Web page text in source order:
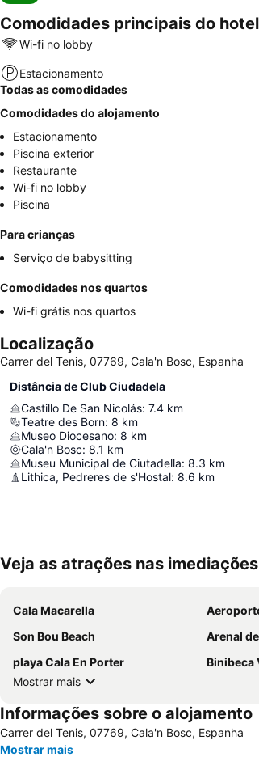
Comodidades principais do hotel
Wi-fi no lobby
Estacionamento
Todas as comodidades
Comodidades do alojamento
Estacionamento
Piscina exterior
Restaurante
Wi-fi no lobby
Piscina
Para crianças
Serviço de babysitting
Comodidades nos quartos
Wi-fi grátis nos quartos
Localização
Carrer del Tenis, 07769, Cala'n Bosc, Espanha
Distância de Club Ciudadela
Castillo De San Nicolás: 7.4 km
Teatre des Born: 8 km
Museo Diocesano: 8 km
Cala'n Bosc: 8.1 km
Museu Municipal de Ciutadella: 8.3 km
Lithica, Pedreres de s'Hostal: 8.6 km
Veja as atrações nas imediações
Cala Macarella
Son Bou Beach
Arenal
playa Cala En Porter
Binibeca
Mostrar mais
Informações sobre o alojamento
Carrer del Tenis, 07769, Cala'n Bosc, Espanha
Mostrar mais